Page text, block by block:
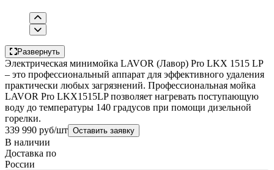
Развернуть
Электрическая минимойка LAVOR (Лавор) Pro LKX 1515 LP
– это профессиональный аппарат для эффективного удаления
практически любых загрязнений. Профессиональная мойка
LAVOR Pro LKX1515LP позволяет нагревать поступающую
воду до температуры 140 градусов при помощи дизельной
горелки.
339 990 руб/шт Оставить заявку
В наличии
Доставка по
России